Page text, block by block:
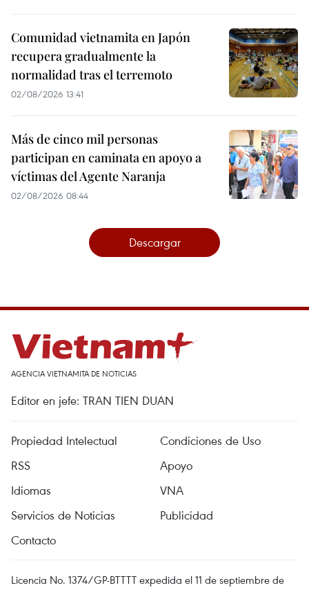
Comunidad vietnamita en Japón
recupera gradualmente la
normalidad tras el terremoto
02/08/2026 13:41
Más de cinco mil personas
participan en caminata en apoyo a
víctimas del Agente Naranja
02/08/2026 08:44
Descargar
AGENCIA VIETNAMITA DE NOTICIAS
Editor en jefe: TRAN TIEN DUAN
Propiedad Intelectual
Condiciones de Uso
RSS
Apoyo
Idiomas
VNA
Servicios de Noticias
Publicidad
Contacto
Licencia No. 1374/GP-BTTTT expedida el 11 de septiembre de